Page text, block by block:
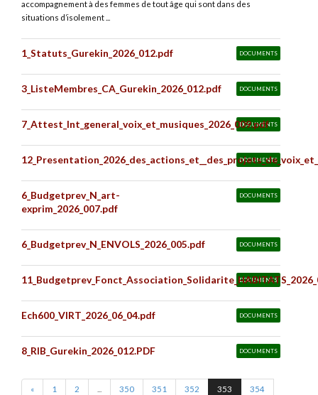
accompagnement à des femmes de tout âge qui sont dans des
situations d’isolement ...
DOCUMENTS
1_Statuts_Gurekin_2026_012.pdf
DOCUMENTS
3_ListeMembres_CA_Gurekin_2026_012.pdf
DOCUMENTS
7_Attest_Int_general_voix_et_musiques_2026_009.pdf
DOCUMENTS
DOCUMENTS
6_Budgetprev_N_art-
exprim_2026_007.pdf
DOCUMENTS
6_Budgetprev_N_ENVOLS_2026_005.pdf
DOCUMENTS
DOCUMENTS
Ech600_VIRT_2026_06_04.pdf
DOCUMENTS
8_RIB_Gurekin_2026_012.PDF
« 1 2 350 351 352 353 354